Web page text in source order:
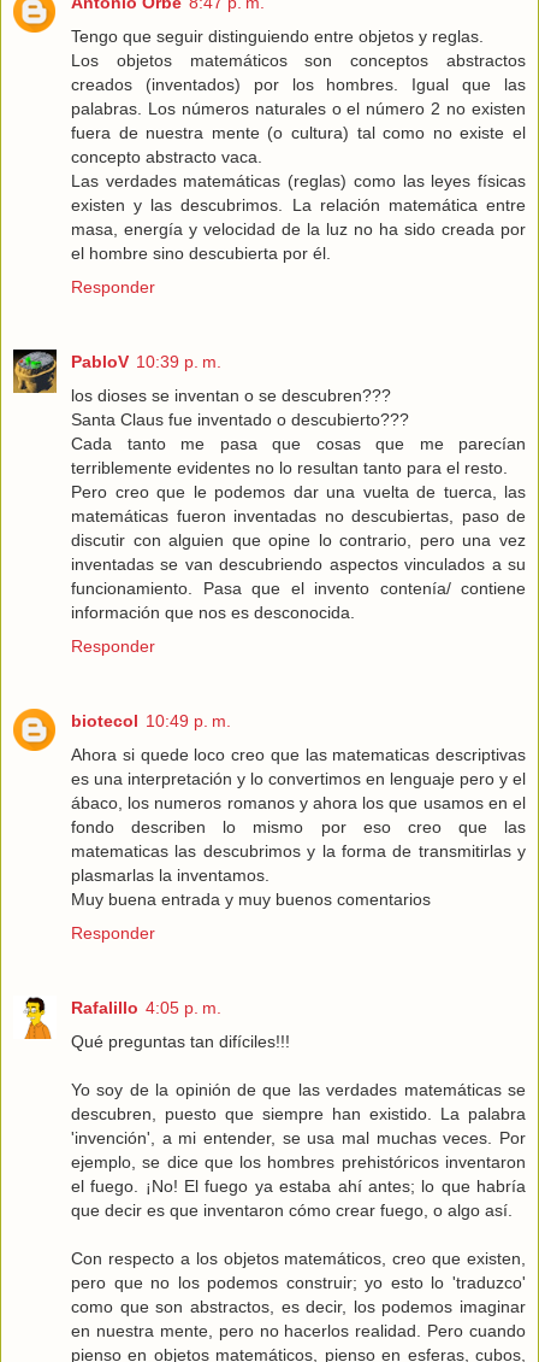
Tengo que seguir distinguiendo entre objetos y reglas.
Los objetos matemáticos son conceptos abstractos
creados (inventados) por los hombres. Igual que las
palabras. Los números naturales o el número 2 no existen
fuera de nuestra mente (o cultura) tal como no existe el
concepto abstracto vaca.
Las verdades matemáticas (reglas) como las leyes físicas
existen y las descubrimos. La relación matemática entre
masa, energía y velocidad de la luz no ha sido creada por
el hombre sino descubierta por él.
Responder
PabloV 10:39 p. m.
los dioses se inventan o se descubren???
Santa Claus fue inventado o descubierto???
Cada tanto me pasa que cosas que me parecían
terriblemente evidentes no lo resultan tanto para el resto.
Pero creo que le podemos dar una vuelta de tuerca, las
matemáticas fueron inventadas no descubiertas, paso de
discutir con alguien que opine lo contrario, pero una vez
inventadas se van descubriendo aspectos vinculados a su
funcionamiento. Pasa que el invento contenía/ contiene
información que nos es desconocida.
Responder
biotecol 10:49 p. m.
Ahora si quede loco creo que las matematicas descriptivas
es una interpretación y lo convertimos en lenguaje pero y el
ábaco, los numeros romanos y ahora los que usamos en el
fondo describen lo mismo por eso creo que las
matematicas las descubrimos y la forma de transmitirlas y
plasmarlas la inventamos.
Muy buena entrada y muy buenos comentarios
Responder
Rafalillo 4:05 p. m.
Qué preguntas tan difíciles!!!
Yo soy de la opinión de que las verdades matemáticas se
descubren, puesto que siempre han existido. La palabra
'invención', a mi entender, se usa mal muchas veces. Por
ejemplo, se dice que los hombres prehistóricos inventaron
el fuego. ¡No! El fuego ya estaba ahí antes; lo que habría
que decir es que inventaron cómo crear fuego, o algo así.
Con respecto a los objetos matemáticos, creo que existen,
pero que no los podemos construir; yo esto lo 'traduzco'
como que son abstractos, es decir, los podemos imaginar
en nuestra mente, pero no hacerlos realidad. Pero cuando
pienso en objetos matemáticos, pienso en esferas, cubos,